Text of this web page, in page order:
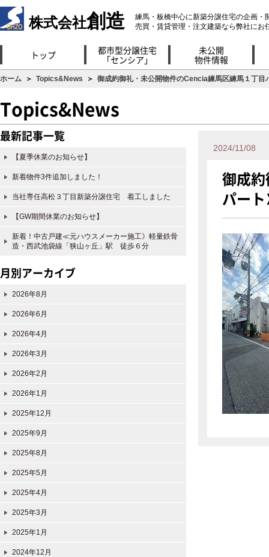
株式会社創造
練馬・板橋中心に新築分譲住宅の企画・
売買・賃貸管理・注文建築なら弊社にお
トップ
都市型分譲住宅
「センシア」
未公開
物件情報
ホーム ＞ Topics&News ＞ 御成約御礼・未公開物件のCencia練馬区練馬１丁
Topics&News
2024/11/08
御成
パー
最新記事一覧
【夏季休業のお知らせ】
新着物件3件追加しました！
当社専任高松３丁目新築分譲住宅 着工しました
【GW期間休業のお知らせ】
新着！中古戸建≪元ハウスメーカー施工》軽量鉄骨
造・西武池袋線「狭山ヶ丘」駅 徒歩６分
月別アーカイブ
2026年8月
2026年6月
2026年4月
2026年3月
2026年2月
2026年1月
2025年12月
2025年9月
2025年8月
2025年5月
2025年4月
2025年3月
2025年1月
2024年12月